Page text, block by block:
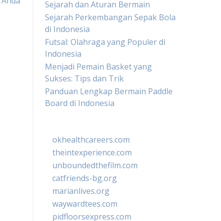
Sejarah dan Aturan Bermain
Sejarah Perkembangan Sepak Bola
di Indonesia
Futsal: Olahraga yang Populer di
Indonesia
Menjadi Pemain Basket yang
Sukses: Tips dan Trik
Panduan Lengkap Bermain Paddle
Board di Indonesia
okhealthcareers.com
theintexperience.com
unboundedthefilm.com
catfriends-bg.org
marianlives.org
waywardtees.com
pidfloorsexpress.com